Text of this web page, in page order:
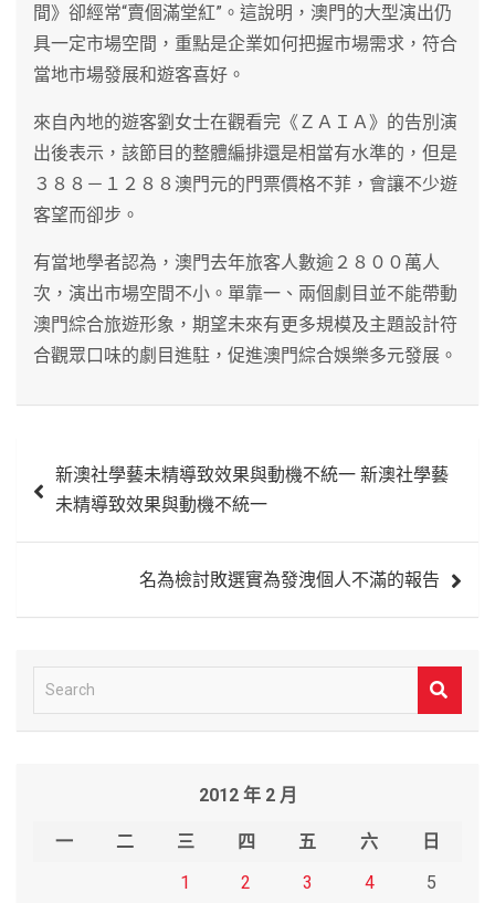
間》卻經常“賣個滿堂紅”。這說明，澳門的大型演出仍
具一定市場空間，重點是企業如何把握市場需求，符合
當地市場發展和遊客喜好。
來自內地的遊客劉女士在觀看完《ＺＡＩＡ》的告別演
出後表示，該節目的整體編排還是相當有水準的，但是
３８８－１２８８澳門元的門票價格不菲，會讓不少遊
客望而卻步。
有當地學者認為，澳門去年旅客人數逾２８００萬人
次，演出市場空間不小。單靠一、兩個劇目並不能帶動
澳門綜合旅遊形象，期望未來有更多規模及主題設計符
合觀眾口味的劇目進駐，促進澳門綜合娛樂多元發展。
章 新澳社學藝未精導致效果與動機不統一 新澳社學藝
未精導致效果與動機不統一
名為檢討敗選實為發洩個人不滿的報告
e
2012 年 2 月
一 二 三 四 五 六
日
1
2 3 4 5